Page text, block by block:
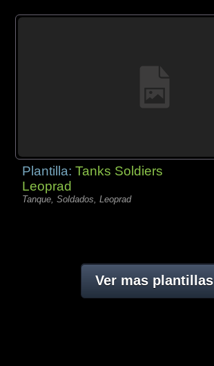
Plantilla:Tanks Soldiers
Leoprad
Tanque, Soldados, Leoprad
Ver mas plantillas